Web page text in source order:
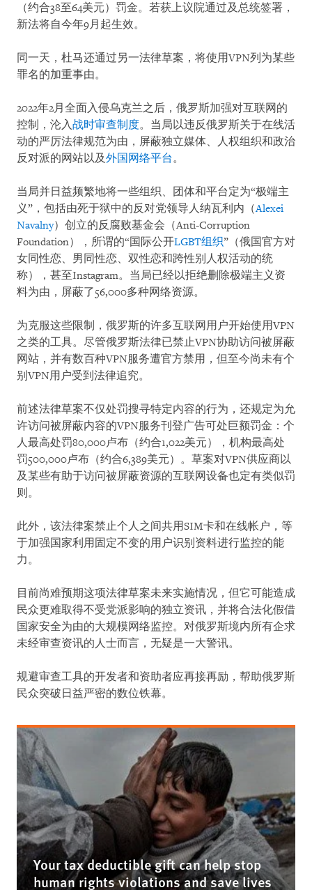
（约合38至64美元）罚金。若获上议院通过及总统签署，
新法将自今年9月起生效。
同一天，杜马还通过另一法律草案，将使用VPN列为某些
罪名的加重事由。
2022年2月全面入侵乌克兰之后，俄罗斯加强对互联网的
控制，沦入战时审查制度。当局以违反俄罗斯关于在线活
动的严厉法律规范为由，屏蔽独立媒体、人权组织和政治
反对派的网站以及外国网络平台。
当局并日益频繁地将一些组织、团体和平台定为“极端主
义”，包括由死于狱中的反对党领导人纳瓦利内（Alexei
Navalny）创立的反腐败基金会（Anti-Corruption
Foundation），所谓的“国际公开LGBT组织”（俄国官方对
女同性恋、男同性恋、双性恋和跨性别人权活动的统
称），甚至Instagram。当局已经以拒绝删除极端主义资
料为由，屏蔽了56,000多种网络资源。
为克服这些限制，俄罗斯的许多互联网用户开始使用VPN
之类的工具。尽管俄罗斯法律已禁止VPN协助访问被屏蔽
网站，并有数百种VPN服务遭官方禁用，但至今尚未有个
别VPN用户受到法律追究。
前述法律草案不仅处罚搜寻特定内容的行为，还规定为允
许访问被屏蔽内容的VPN服务刊登广告可处巨额罚金：个
人最高处罚80,000卢布（约合1,022美元），机构最高处
罚500,000卢布（约合6,389美元）。草案对VPN供应商以
及某些有助于访问被屏蔽资源的互联网设备也定有类似罚
则。
此外，该法律案禁止个人之间共用SIM卡和在线帐户，等
于加强国家利用固定不变的用户识别资料进行监控的能
力。
目前尚难预期这项法律草案未来实施情况，但它可能造成
民众更难取得不受党派影响的独立资讯，并将合法化假借
国家安全为由的大规模网络监控。对俄罗斯境内所有企求
未经审查资讯的人士而言，无疑是一大警讯。
规避审查工具的开发者和资助者应再接再励，帮助俄罗斯
民众突破日益严密的数位铁幕。
Your tax deductible gift can help stop
human rights violations and save lives